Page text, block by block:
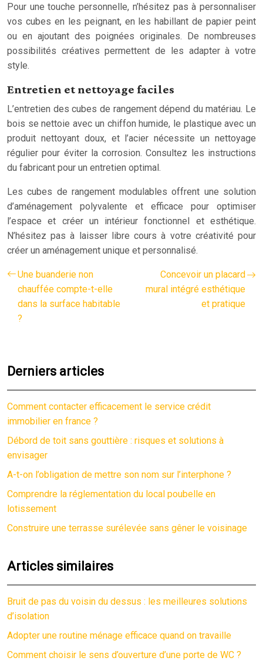
Pour une touche personnelle, n’hésitez pas à personnaliser
vos cubes en les peignant, en les habillant de papier peint
ou en ajoutant des poignées originales. De nombreuses
possibilités créatives permettent de les adapter à votre
style.
Entretien et nettoyage faciles
L’entretien des cubes de rangement dépend du matériau. Le
bois se nettoie avec un chiffon humide, le plastique avec un
produit nettoyant doux, et l’acier nécessite un nettoyage
régulier pour éviter la corrosion. Consultez les instructions
du fabricant pour un entretien optimal.
Les cubes de rangement modulables offrent une solution
d’aménagement polyvalente et efficace pour optimiser
l’espace et créer un intérieur fonctionnel et esthétique.
N’hésitez pas à laisser libre cours à votre créativité pour
créer un aménagement unique et personnalisé.
Une buanderie non
chauffée compte-t-elle
dans la surface habitable
?
Concevoir un placard
mural intégré esthétique
et pratique
Derniers articles
Comment contacter efficacement le service crédit
immobilier en france ?
Débord de toit sans gouttière : risques et solutions à
envisager
A-t-on l’obligation de mettre son nom sur l’interphone ?
Comprendre la réglementation du local poubelle en
lotissement
Construire une terrasse surélevée sans gêner le voisinage
Articles similaires
Bruit de pas du voisin du dessus : les meilleures solutions
d’isolation
Adopter une routine ménage efficace quand on travaille
Comment choisir le sens d’ouverture d’une porte de WC ?